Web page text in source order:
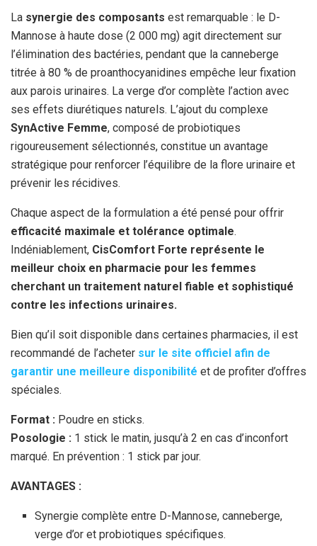
La synergie des composants est remarquable : le D-
Mannose à haute dose (2 000 mg) agit directement sur
l’élimination des bactéries, pendant que la canneberge
titrée à 80 % de proanthocyanidines empêche leur fixation
aux parois urinaires. La verge d’or complète l’action avec
ses effets diurétiques naturels. L’ajout du complexe
SynActive Femme, composé de probiotiques
rigoureusement sélectionnés, constitue un avantage
stratégique pour renforcer l’équilibre de la flore urinaire et
prévenir les récidives.
Chaque aspect de la formulation a été pensé pour offrir
efficacité maximale et tolérance optimale.
Indéniablement, CisComfort Forte représente le
meilleur choix en pharmacie pour les femmes
cherchant un traitement naturel fiable et sophistiqué
contre les infections urinaires.
Bien qu’il soit disponible dans certaines pharmacies, il est
recommandé de l’acheter sur le site officiel afin de
garantir une meilleure disponibilité et de profiter d’offres
spéciales.
Format : Poudre en sticks.
Posologie : 1 stick le matin, jusqu’à 2 en cas d’inconfort
marqué. En prévention : 1 stick par jour.
AVANTAGES :
Synergie complète entre D-Mannose, canneberge,
verge d’or et probiotiques spécifiques.